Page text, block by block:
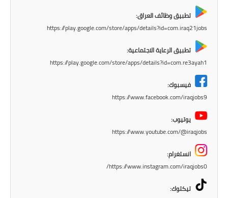
المرحلة الابتدائية
تطبيق وظائف العراق:
https://play.google.com/store/apps/details?id=com.iraq21jobs
تطبيق الرعاية الاجتماعية:
https://play.google.com/store/apps/details?id=com.re3ayah1
فيسبوك:
https://www.facebook.com/iraqjobs9
يوتيوب:
https://www.youtube.com/@iraqjobs
انستغرام:
https://www.instagram.com/iraqjobs0/
تيكتوك: